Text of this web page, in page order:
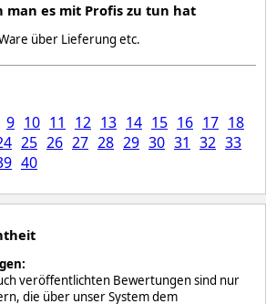
man es mit Profis zu tun hat
über Lieferung etc.
9 10 11 12 13 14 15 16 17 18
25 26 27 28 29 30 31 32 33
40
veröffentlichten Bewertungen sind nur
die über unser System dem